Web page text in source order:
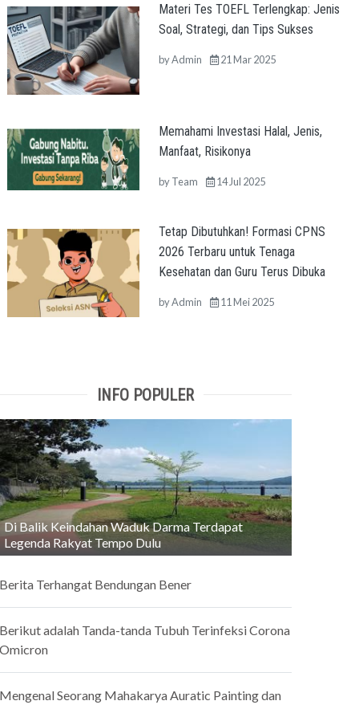
Materi Tes TOEFL Terlengkap: Jenis
Soal, Strategi, dan Tips Sukses
byAdmin 21 Mar 2025
Memahami Investasi Halal, Jenis,
Manfaat, Risikonya
byTeam 14 Jul 2025
Tetap Dibutuhkan! Formasi CPNS
2026 Terbaru untuk Tenaga
Kesehatan dan Guru Terus Dibuka
byAdmin 11 Mei 2025
INFO POPULER
Di Balik Keindahan Waduk Darma Terdapat
Legenda Rakyat Tempo Dulu
Terhangat Bendungan Bener
adalah Tanda-tanda Tubuh Terinfeksi Corona
Seorang Mahakarya Auratic Painting dan